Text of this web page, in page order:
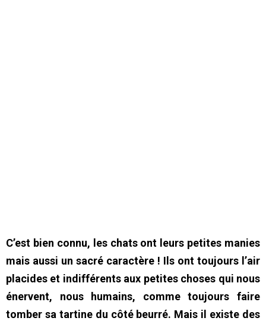
C’est bien connu, les chats ont leurs petites manies
mais aussi un sacré caractère ! Ils ont toujours l’air
placides et indifférents aux petites choses qui nous
énervent, nous humains, comme toujours faire
tomber sa tartine du côté beurré. Mais il existe des